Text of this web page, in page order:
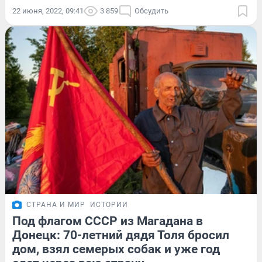
22 июня, 2022, 09:41 3 859 Обсудить
СТРАНА И МИР ИСТОРИИ
Под флагом СССР из Магадана в
Донецк: 70-летний дядя Толя бросил
дом, взял семерых собак и уже год